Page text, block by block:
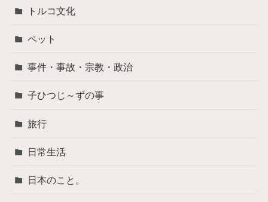
トルコ文化
ペット
事件・事故・宗教・政治
子ひつじ～ずの事
旅行
日常生活
日本のこと。